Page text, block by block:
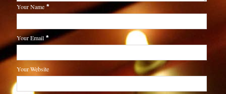
Your Name *
Your Email *
Your Website